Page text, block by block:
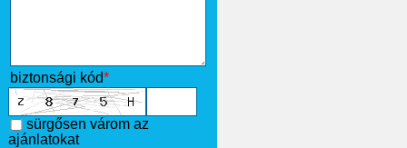
biztonsági kód*
sürgősen várom az
ajánlatokat